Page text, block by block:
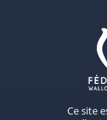
Ce site